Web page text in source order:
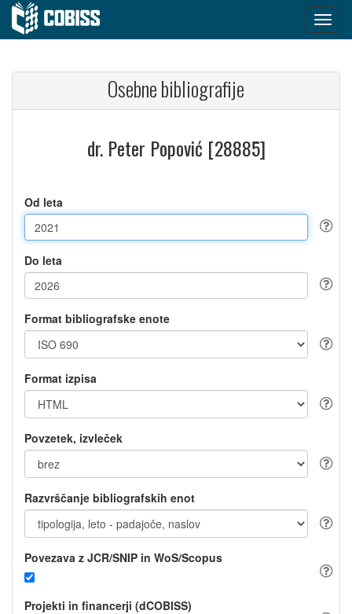
Osebne bibliografije
dr. Peter Popović [28885]
Od leta
Do leta
Format bibliografske enote
Format izpisa
Povzetek, izvleček
Razvrščanje bibliografskih enot
Povezava z JCR/SNIP in WoS/Scopus
Projekti in financerji (dCOBISS)